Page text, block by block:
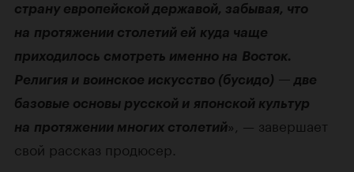
страну европейской державой, забывая, что
на протяжении столетий ей куда чаще
приходилось смотреть именно на Восток.
Религия и воинское искусство (бусидо) — две
базовые основы русской и японской культур
на протяжении многих столетий», — завершает
свой рассказ продюсер.